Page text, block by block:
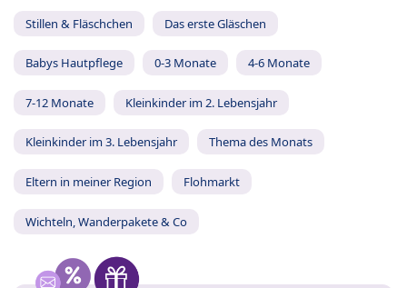
Stillen & Fläschchen Das erste Gläschen
Babys Hautpflege 0-3 Monate 4-6 Monate
7-12 Monate Kleinkinder im 2. Lebensjahr
Kleinkinder im 3. Lebensjahr Thema des Monats
Eltern in meiner Region Flohmarkt
Wichteln, Wanderpakete & Co